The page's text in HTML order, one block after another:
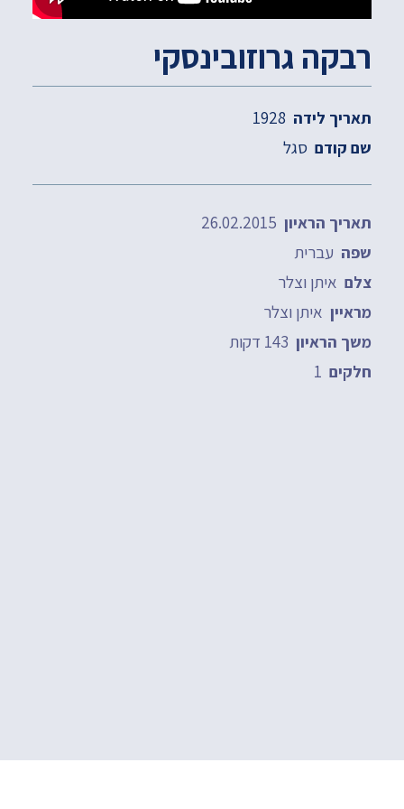
רבקה גרוזובינסקי
תאריך לידה
שם קודם סגל
תאריך הראיון
שפה עברית
צלם איתן וצלר
מראיין איתן וצלר
משך הראיון
חלקים